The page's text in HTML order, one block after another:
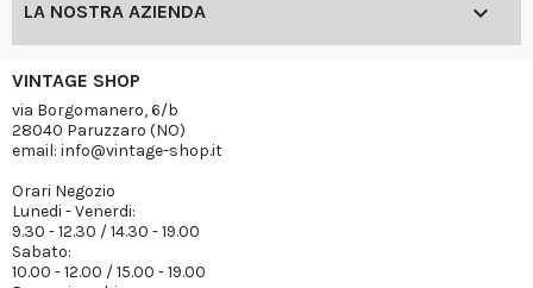
LA NOSTRA AZIENDA 
VINTAGE SHOP
via Borgomanero, 6/b
28040 Paruzzaro (NO)
email: info@vintage-shop.it
Orari Negozio
Lunedi - Venerdi:
9.30 - 12.30 / 14.30 - 19.00
Sabato:
10.00 - 12.00 / 15.00 - 19.00